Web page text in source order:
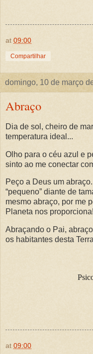
at 09:00
Compartilhar
domingo, 10 de março
Abraço
Dia de sol, cheiro de
temperatura ideal...
Olho para o céu azul e
sinto ao me conectar
Peço a Deus um
“pequeno” diante de
mesmo abraço, por me
Planeta nos proporciona!
Abraçando o Pai,
os habitantes desta
at 09:00